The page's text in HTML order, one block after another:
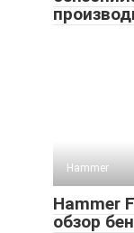
Hammer
Hammer
обзор